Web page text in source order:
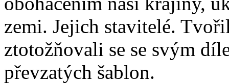
zemi. Jejich stavitelé.
ztotožňovali se se svým
převzatých šablon.